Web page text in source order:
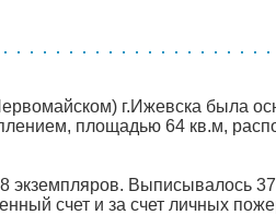
г.Ижевска была
площадью 64 кв.м,
экземпляров. Выписывалось
счет и за счет личных